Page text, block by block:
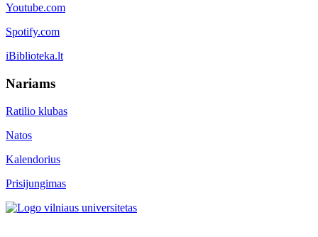
Youtube.com
Spotify.com
iBiblioteka.lt
Nariams
Ratilio klubas
Natos
Kalendorius
Prisijungimas